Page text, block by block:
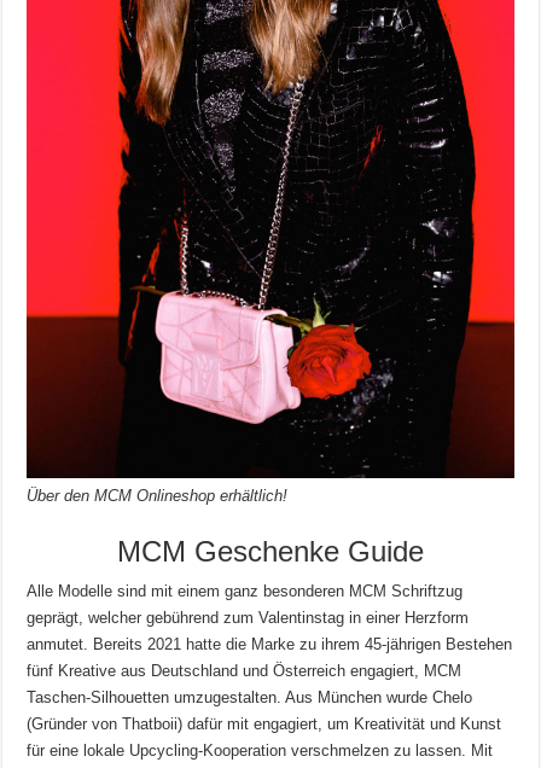
Über den MCM Onlineshop erhältlich!
MCM Geschenke Guide
Alle Modelle sind mit einem ganz besonderen MCM Schriftzug
geprägt, welcher gebührend zum Valentinstag in einer Herzform
anmutet. Bereits 2021 hatte die Marke zu ihrem 45-jährigen Bestehen
fünf Kreative aus Deutschland und Österreich engagiert, MCM
Taschen-Silhouetten umzugestalten. Aus München wurde Chelo
(Gründer von Thatboii) dafür mit engagiert, um Kreativität und Kunst
für eine lokale Upcycling-Kooperation verschmelzen zu lassen. Mit